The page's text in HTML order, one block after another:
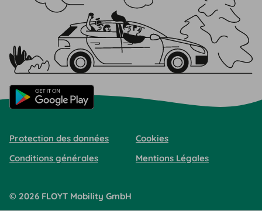
Protection des données
Cookies
Conditions générales
Mentions Légales
© 2026 FLOYT Mobility GmbH